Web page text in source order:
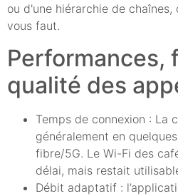
ou d'une hiérarchie de
vous faut.
Performances,
qualité des
Temps de connexion : La
généralement en
fibre/5G. Le Wi-Fi des
délai, mais restait
Débit adaptatif :